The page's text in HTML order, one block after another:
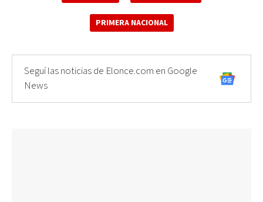
PRIMERA NACIONAL
Seguí las noticias de Elonce.com en Google
News